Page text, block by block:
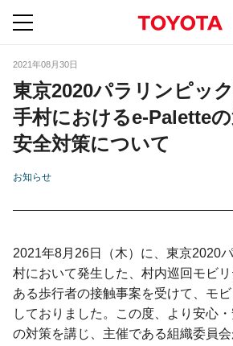
2021年08月30日
東京2020パラリンピッ
手村におけるe-Palette
安全対策について
お知らせ
2021年8月26日（木）に、東京2020
村において発生した、村内巡回モビ
ある歩行者の接触事案を受けて、モ
しておりました。この度、より安心
の対策を講じ、主催である組織委員